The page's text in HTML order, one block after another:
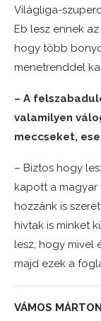
Világliga-
Eb lesz ennek
hogy több
menetrenddel
– A
valamilyen
meccseket,
– Biztos hogy
kapott a magyar
hozzánk is
hívtak is minket
lesz, hogy mivel
majd ezek a
VÁMOS